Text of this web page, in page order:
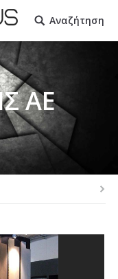
Αναζήτηση
ΑΕ